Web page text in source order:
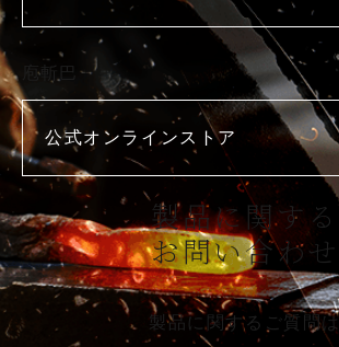
庖斬巴
公式オンラインストア
製品に関する
お問い合わせ
製品に関するご質問は